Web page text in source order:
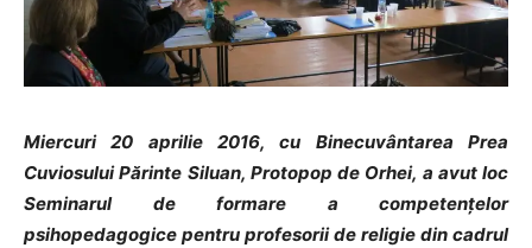
Miercuri 20 aprilie 2016, cu Binecuvântarea Prea
Cuviosului Părinte Siluan, Protopop de Orhei, a avut loc
Seminarul de formare a competențelor
psihopedagogice pentru profesorii de religie din cadrul